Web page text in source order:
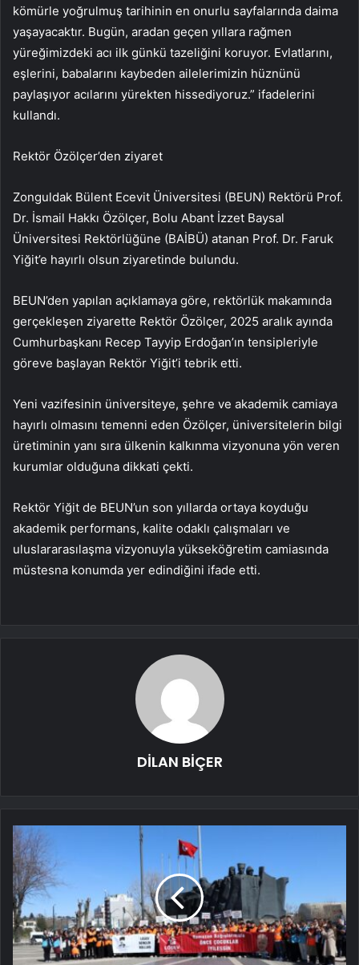
kömürle yoğrulmuş tarihinin en onurlu sayfalarında daima
yaşayacaktır. Bugün, aradan geçen yıllara rağmen
yüreğimizdeki acı ilk günkü tazeliğini koruyor. Evlatlarını,
eşlerini, babalarını kaybeden ailelerimizin hüznünü
paylaşıyor acılarını yürekten hissediyoruz.” ifadelerini
kullandı.
Rektör Özölçer’den ziyaret
Zonguldak Bülent Ecevit Üniversitesi (BEUN) Rektörü Prof.
Dr. İsmail Hakkı Özölçer, Bolu Abant İzzet Baysal
Üniversitesi Rektörlüğüne (BAİBÜ) atanan Prof. Dr. Faruk
Yiğit’e hayırlı olsun ziyaretinde bulundu.
BEUN’den yapılan açıklamaya göre, rektörlük makamında
gerçekleşen ziyarette Rektör Özölçer, 2025 aralık ayında
Cumhurbaşkanı Recep Tayyip Erdoğan’ın tensipleriyle
göreve başlayan Rektör Yiğit’i tebrik etti.
Yeni vazifesinin üniversiteye, şehre ve akademik camiaya
hayırlı olmasını temenni eden Özölçer, üniversitelerin bilgi
üretiminin yanı sıra ülkenin kalkınma vizyonuna yön veren
kurumlar olduğuna dikkati çekti.
Rektör Yiğit de BEUN’un son yıllarda ortaya koyduğu
akademik performans, kalite odaklı çalışmaları ve
uluslararasılaşma vizyonuyla yükseköğretim camiasında
müstesna konumda yer edindiğini ifade etti.
DİLAN BİÇER